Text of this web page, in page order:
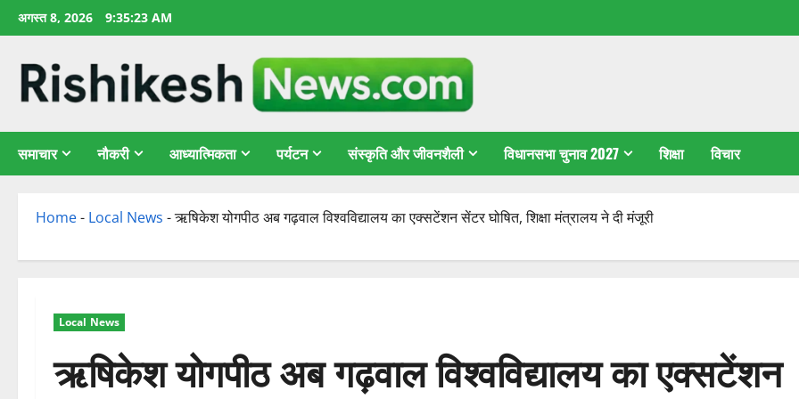
छोड़कर
सामग्री
अगस्त 8, 2026 9:35:24 AM
समाचार नौकरी आध्यात्मिकता पर्यटन संस्कृति और जीवनशैली विधानसभा चुनाव 2027 शिक्षा विचार
Home- Local News -ऋषिकेश योगपीठ अब गढ़वाल विश्वविद्यालय का एक्सटेंशन सेंटर घोषित, शिक्षा मंत्रालय ने दी मंजूरी
Local News
ऋषिकेश योगपीठ अब गढ़वाल विश्वविद्यालय का एक्सटेंशन